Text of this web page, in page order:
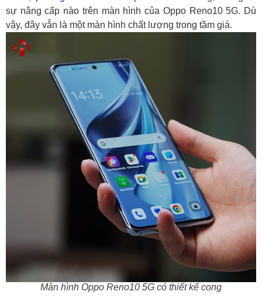
sự nâng cấp nào trên màn hình của Oppo Reno10 5G. Dù
vậy, đây vẫn là một màn hình chất lượng trong tầm giá.
Màn hình Oppo Reno10 5G có thiết kế cong